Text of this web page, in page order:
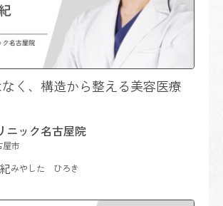
く、構造から整える美容医療
ニック名古屋院
市
みやした ひろき